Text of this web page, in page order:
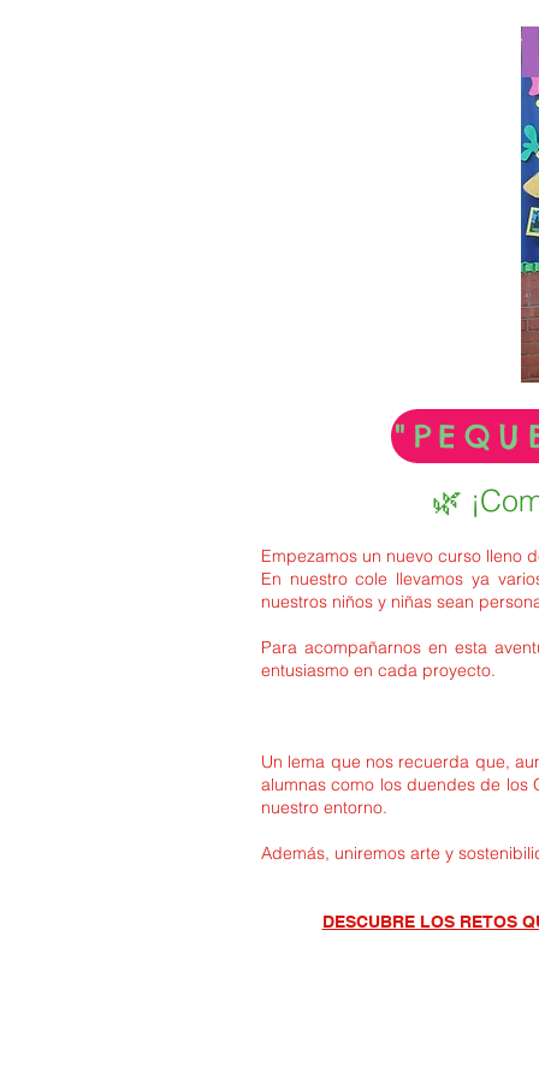
🌿
Empezamos un nuevo curso lleno
En nuestro cole llevamos ya
nuestros niños y niñas sean
Para acompañarnos en esta
entusiasmo en cada proyecto.
Un lema que nos recuerda que,
alumnas como los duendes de los
nuestro entorno.
Además, uniremos arte y
DESCUBRE LOS RETOS